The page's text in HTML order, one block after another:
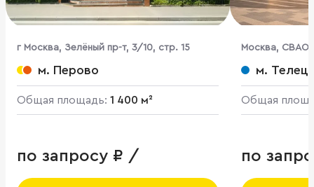
г Москва, Зелёный пр-т, 3/10, стр. 15
м. Перово
Общая площадь: 1 400 м²
по запросу ₽ /
Москва, СВАО,
Академика
м.
Общая
по